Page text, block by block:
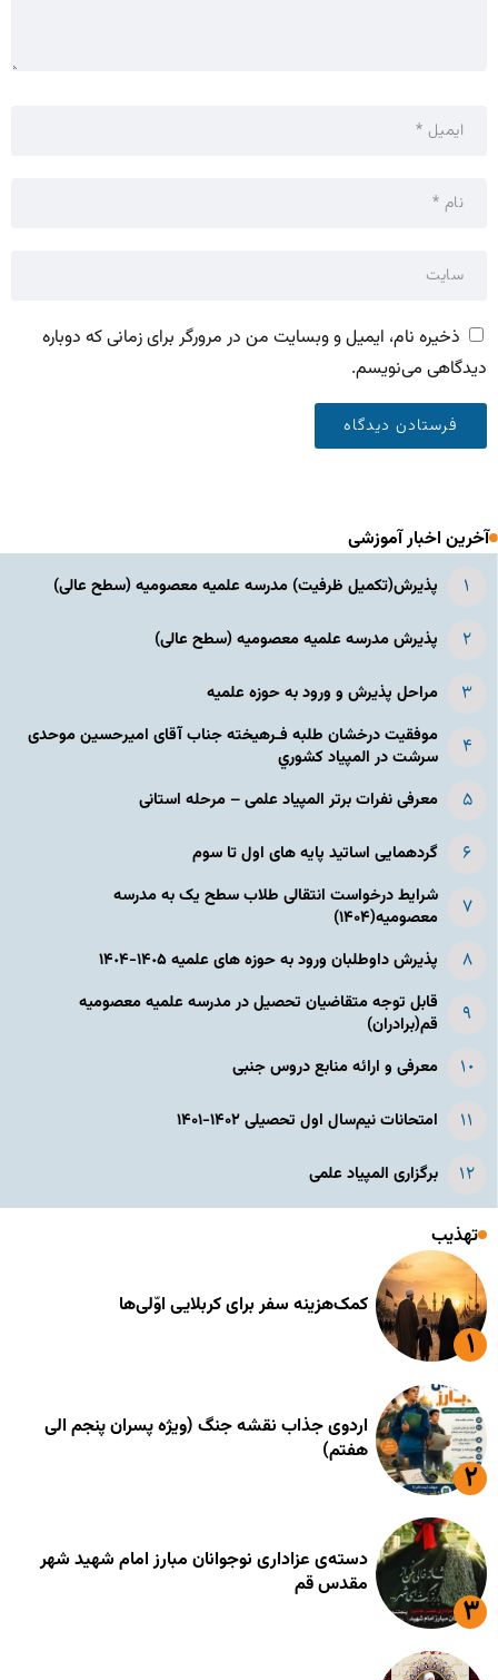
ذخیره نام، ایمیل و وبسایت من در مرورگر برای زمانی که دوباره
دیدگاهی می‌نویسم.
آخرین اخبار آموزشی
پذیرش(تکمیل ظرفیت) مدرسه علمیه معصومیه‌ (سطح عالی)
پذیرش مدرسه علمیه معصومیه‌ (سطح عالی)
مراحل پذیرش و ورود به حوزه علمیه
موفقیت درخشان طلبه فـرهیخته جناب آقای امیرحسین موحدی
سرشت در المپياد كشوري
معرفی نفرات برتر المپیاد علمی – مرحله استانی
گردهمایی اساتید پایه های اول تا سوم
شرایط درخواست انتقالی طلاب سطح یک به مدرسه
معصومیه(۱۴۰۴)
پذیرش داوطلبان ورود به حوزه های علمیه ١۴٠۵-١۴٠۴
قابل توجه متقاضیان تحصیل در مدرسه علمیه معصومیه
قم(برادران)
معرفی و ارائه منابع دروس جنبی
امتحانات نیم‌سال اول تحصیلی ۱۴۰۲-۱۴۰۱
برگزاری المپیاد علمی
تهذیب
کمک‌هزینه سفر برای کربلایی اوّلی‌ها
اردوی جذاب نقشه جنگ (ویژه پسران پنجم الی
هفتم)
دسته‌ی عزاداری نوجوانان مبارز امام شهید شهر
مقدس قم